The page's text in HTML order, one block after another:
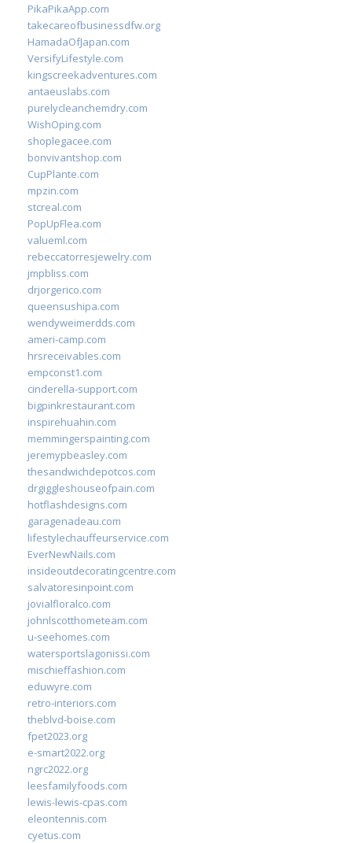
PikaPikaApp.com
takecareofbusinessdfw.org
HamadaOfJapan.com
VersifyLifestyle.com
kingscreekadventures.com
antaeuslabs.com
purelycleanchemdry.com
WishOping.com
shoplegacee.com
bonvivantshop.com
CupPlante.com
mpzin.com
stcreal.com
PopUpFlea.com
valueml.com
rebeccatorresjewelry.com
jmpbliss.com
drjorgerico.com
queensushipa.com
wendyweimerdds.com
ameri-camp.com
hrsreceivables.com
empconst1.com
cinderella-support.com
bigpinkrestaurant.com
inspirehuahin.com
memmingerspainting.com
jeremypbeasley.com
thesandwichdepotcos.com
drgiggleshouseofpain.com
hotflashdesigns.com
garagenadeau.com
lifestylechauffeurservice.com
EverNewNails.com
insideoutdecoratingcentre.com
salvatoresinpoint.com
jovialfloralco.com
johnlscotthometeam.com
u-seehomes.com
watersportslagonissi.com
mischieffashion.com
eduwyre.com
retro-interiors.com
theblvd-boise.com
fpet2023.org
e-smart2022.org
ngrc2022.org
leesfamilyfoods.com
lewis-lewis-cpas.com
eleontennis.com
cyetus.com